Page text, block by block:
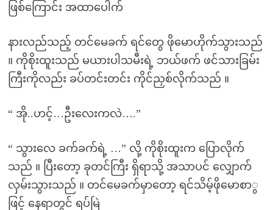
ဖြစ်ကြောင်း အထာပေါက်
နားလည်သည့် တင်မေခက် ရင်တွေ ဖိုမောဟိုက်သွားသည်
။ ကိုစိုးထူးသည် မယားပါသမီးရဲ့ ဘယ်ဖက် ဖင်သားခြမ်း
ကြီးကိုလည်း ခပ်တင်းတင်း ကိုင်ညှစ်လိုက်သည် ။
“ အို..ဟင့်…ဦးလေးကလဲ….”
“ သွားလေ ခက်ခက်ရဲ့ …” လို့ ကိုစိုးထူးက ပြောလိုက်
သည် ။ ပြီးတော့ ခုတင်ကြီး ရှိရာသို့ အသာပင် လျှောက်
လှမ်းသွားသည် ။ တင်မေခက်မှာတော့ ရင်သိမ့်ဖိုမောစာွ
ဖြင့် နေရာတွင် ရပ်မြဲ